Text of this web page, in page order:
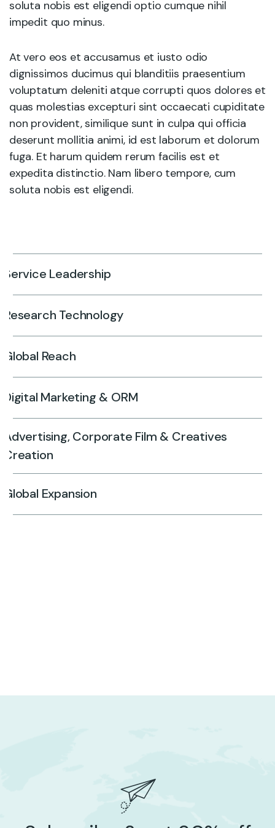
soluta nobis est eligendi optio cumque nihil
impedit quo minus.
At vero eos et accusamus et iusto odio
dignissimos ducimus qui blanditiis praesentium
voluptatum deleniti atque corrupti quos dolores et
quas molestias excepturi sint occaecati cupiditate
non provident, similique sunt in culpa qui officia
deserunt mollitia animi, id est laborum et dolorum
fuga. Et harum quidem rerum facilis est et
expedita distinctio. Nam libero tempore, cum
soluta nobis est eligendi.
Service Leadership
Research Technology
Global Reach
Digital Marketing & ORM
Advertising, Corporate Film & Creatives
Creation
Global Expansion